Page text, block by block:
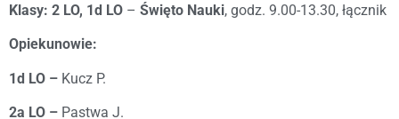
Klasy: 2 LO, 1d LO – Święto Nauki, godz. 9.00-13.30, łącznik
Opiekunowie:
1d LO – Kucz P.
2a LO – Pastwa J.